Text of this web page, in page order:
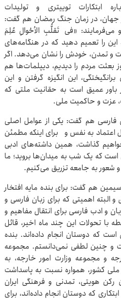
ابتکارات توییتری و تولیدات
جهان، در زمان جنگ رمضان هم گفت:
«فی تَقلُّبِ الأحْوالِ عُلِمَ
این را تعمیم دهید که در هنگامه‌های
و تمدن، خودش را نشان می‌دهد. اگر
داریم که ما در این ۹۰ روز بعثت مردم را دیدیم، دیپلمات‌ها هم
این انگیزه گرفتن و این
باور عمیق است به حقانیت ملتی که
عزت و حاکمیت ملی.
فارسی هم گفت: یکی از عوامل اصلی
اعتماد به نفس و برای اینکه مطمئن
گذاشت، همین داشته‌های ادبی
که یک شب به میدان‌ها بروید؛ ما
و شعور به جامعه تزریق می‌کنیم.
هم گفت: برای بنده مایه افتخار
اهمیتی که برای زبان فارسی و
و ادب فارسی برای انتقال مفاهیم و
با تحولات این چند ماه اخیر، قائل
که دوستان انجام داده‌اند. بنده
و چنین لطفی نمی‌دانستم. مجموعه
و مجموعه وزارت امور خارجه، به
کشور، همواره نسبت به پاسداشت
رکن هویتی، تمدنی و فرهنگی ایران
که دوستان انجام داده‌اند، برای